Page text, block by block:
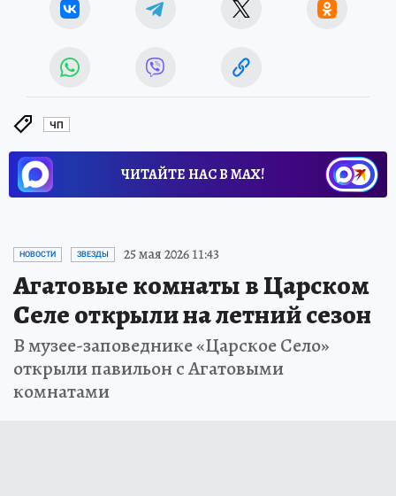
ЧП
ЧИТАЙТЕ НАС В МАХ!
НОВОСТИ ЗВЕЗДЫ 25 мая 2026 11:43
Агатовые комнаты в Царском
Селе открыли на летний сезон
В музее-заповеднике «Царское Село»
открыли павильон с Агатовыми
комнатами